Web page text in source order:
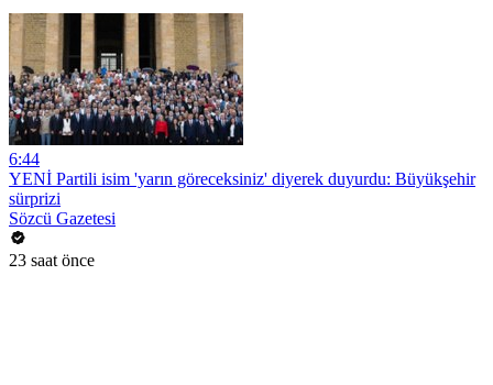
6:44
YENİ Partili isim 'yarın göreceksiniz' diyerek duyurdu: Büyükşehir
sürprizi
Sözcü Gazetesi
23 saat önce